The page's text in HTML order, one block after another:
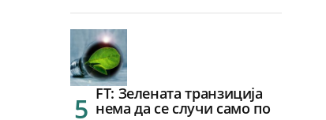
FT: Зелената транзиција
нема да се случи само по